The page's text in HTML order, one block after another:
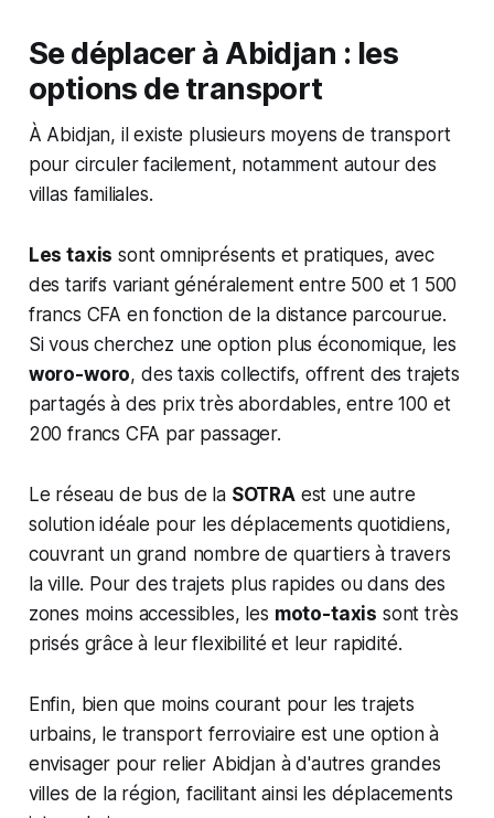
Se déplacer à Abidjan : les
options de transport
À Abidjan, il existe plusieurs moyens de transport
pour circuler facilement, notamment autour des
villas familiales.
Les taxis sont omniprésents et pratiques, avec
des tarifs variant généralement entre 500 et 1 500
francs CFA en fonction de la distance parcourue.
Si vous cherchez une option plus économique, les
woro-woro, des taxis collectifs, offrent des trajets
partagés à des prix très abordables, entre 100 et
200 francs CFA par passager.
Le réseau de bus de la SOTRAest une autre
solution idéale pour les déplacements quotidiens,
couvrant un grand nombre de quartiers à travers
la ville. Pour des trajets plus rapides ou dans des
zones moins accessibles, les moto-taxis sont très
prisés grâce à leur flexibilité et leur rapidité.
Enfin, bien que moins courant pour les trajets
urbains, le transport ferroviaire est une option à
envisager pour relier Abidjan à d'autres grandes
villes de la région, facilitant ainsi les déplacements